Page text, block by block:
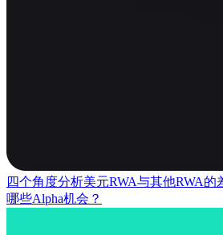
四个角度分析美元RWA与其他RWA的
哪些Alpha机会？